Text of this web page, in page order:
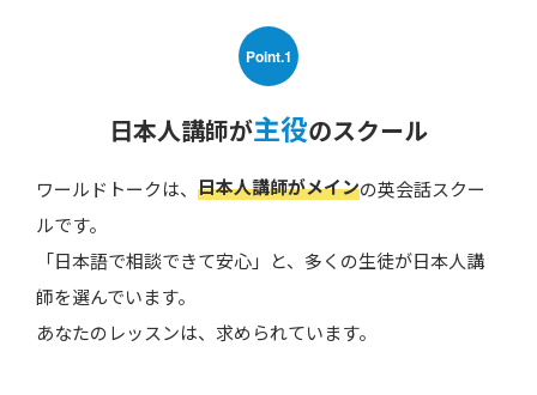
Point.1
日本人講師が主役のスクール
ワールドトークは、 日本人講師がメインの英会話スクー
ルです。
「日本語で相談できて安心」と、多くの生徒が日本人講
師を選んでいます。
あなたのレッスンは、求められています。